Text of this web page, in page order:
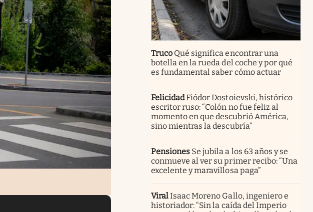
Truco Qué significa encontrar una
botella en la rueda del coche y por qué
es fundamental saber cómo actuar
FelicidadFiódor Dostoievski, histórico
escritor ruso: “Colón no fue feliz al
momento en que descubrió América,
sino mientras la descubría”
Pensiones Se jubila a los 63 años y se
conmueve al ver su primer recibo: “Una
excelente y maravillosa paga”
ViralIsaac Moreno Gallo, ingeniero e
historiador: “Sin la caída del Imperio